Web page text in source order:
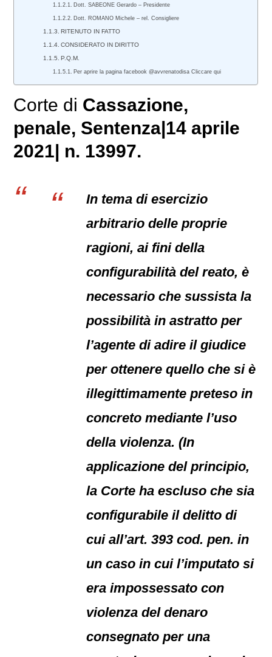
Dott. SABEONE Gerardo – Presidente
Dott. ROMANO Michele – rel. Consigliere
RITENUTO IN FATTO
CONSIDERATO IN DIRITTO
P.Q.M.
Per aprire la pagina facebook @avvrenatodisa Cliccare qui
Corte di Cassazione,
penale, Sentenza|14 aprile
2021| n. 13997.
In tema di esercizio
arbitrario delle proprie
ragioni, ai fini della
configurabilità del reato, è
necessario che sussista la
possibilità in astratto per
l’agente di adire il giudice
per ottenere quello che si è
illegittimamente preteso in
concreto mediante l’uso
della violenza. (In
applicazione del principio,
la Corte ha escluso che sia
configurabile il delitto di
cui all’art. 393 cod. pen. in
un caso in cui l’imputato si
era impossessato con
violenza del denaro
consegnato per una